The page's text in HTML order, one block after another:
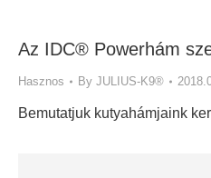
Az IDC® Powerhám
Hasznos By JULIUS-K9®
Bemutatjuk kutyahámjaink